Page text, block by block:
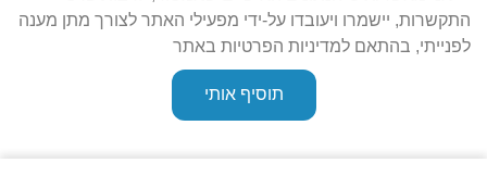
התקשרות, יישמרו ויעובדו על-ידי מפעילי האתר לצורך מתן מענה
לפנייתי, בהתאם למדיניות הפרטיות באתר
תוסיף אותי